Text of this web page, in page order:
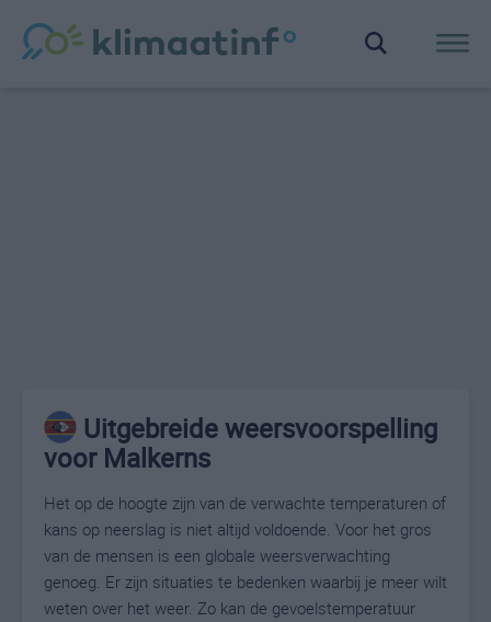
Uitgebreide weersvoorspelling
voor Malkerns
Het op de hoogte zijn van de verwachte temperaturen of
kans op neerslag is niet altijd voldoende. Voor het gros
van de mensen is een globale weersverwachting
genoeg. Er zijn situaties te bedenken waarbij je meer wilt
weten over het weer. Zo kan de gevoelstemperatuur